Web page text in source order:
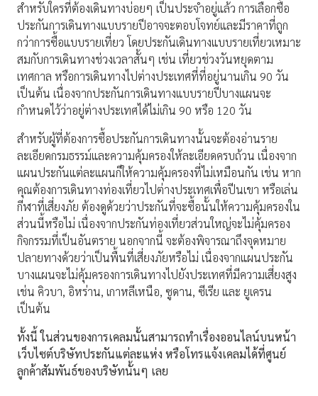
สำหรับใครที่ต้องเดินทางบ่อยๆ เป็นประจำอยู่แล้ว การเลือกซื้อ
ประกันการเดินทางแบบรายปีอาจจะตอบโจทย์และมีราคาที่ถูก
กว่าการซื้อแบบรายเที่ยว โดยประกันเดินทางแบบรายเที่ยวเหมาะ
สมกับการเดินทางช่วงเวลาสั้นๆ เช่น เที่ยวช่วงวันหยุดตาม
เทศกาล หรือการเดินทางไปต่างประเทศที่ที่อยู่นานเกิน 90 วัน
เป็นต้น เนื่องจากประกันการเดินทางแบบรายปีบางแผนจะ
กำหนดไว้ว่าอยู่ต่างประเทศได้ไม่เกิน 90 หรือ 120 วัน
สำหรับผู้ที่ต้องการซื้อประกันการเดินทางนั้นจะต้องอ่านราย
ละเอียดกรมธรรม์และความคุ้มครองให้ละเอียดครบถ้วน เนื่องจาก
แผนประกันแต่ละแผนก็ให้ความคุ้มครองที่ไม่เหมือนกัน เช่น หาก
คุณต้องการเดินทางท่องเที่ยวไปต่างประเทศเพื่อปีนเขา หรือเล่น
กีฬาที่เสี่ยงภัย ต้องดูด้วยว่าประกันที่จะซื้อนั้นให้ความคุ้มครองใน
ส่วนนี้หรือไม่ เนื่องจากประกันท่องเที่ยวส่วนใหญ่จะไม่คุ้มครอง
กิจกรรมที่เป็นอันตราย นอกจากนี้ จะต้องพิจารณาถึงจุดหมาย
ปลายทางด้วยว่าเป็นพื้นที่เสี่ยงภัยหรือไม่ เนื่องจากแผนประกัน
บางแผนจะไม่คุ้มครองการเดินทางไปยังประเทศที่มีความเสี่ยงสูง
เช่น คิวบา, อิหร่าน, เกาหลีเหนือ, ซูดาน, ซีเรีย และ ยูเครน
เป็นต้น
ทั้งนี้ ในส่วนของการเคลมนั้นสามารถทำเรื่องออนไลน์บนหน้า
เว็บไซต์บริษัทประกันแต่ละแห่ง หรือโทรแจ้งเคลมได้ที่ศูนย์
ลูกค้าสัมพันธ์ของบริษัทนั้นๆ เลย